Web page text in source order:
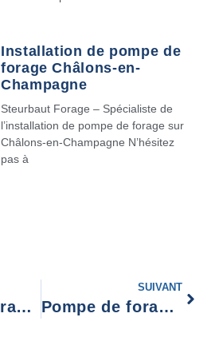
Installation de pompe de
forage Châlons-en-
Champagne
Steurbaut Forage – Spécialiste de
l’installation de pompe de forage sur
Châlons-en-Champagne N’hésitez
pas à
Pompe de forage Reims
SUIVANT
Pompe de forage Lille